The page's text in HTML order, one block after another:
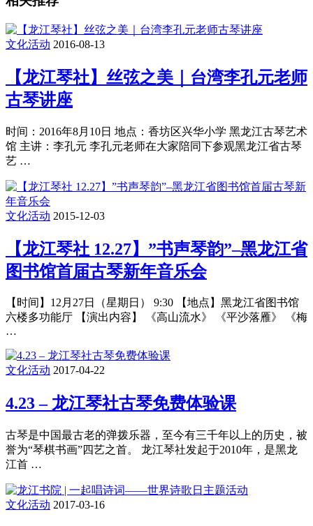
文化活动 2016-08-13
【龙江琴社】丝弦之美｜台湾李孔元老师
古琴讲座
时间：2016年8月10日 地点：香坊区兴华小学 黑龙江古琴艺术
馆 主讲：李孔元 李孔元老师在大家陪同下参观黑龙江省古琴
艺 …
文化活动 2015-12-03
【龙江琴社 12.27】”书声琴韵”–黑龙江省
图书馆首届古琴新年音乐会
【时间】12月27日（星期日） 9:30 【地点】黑龙江省图书馆
六楼多功能厅 【演出内容】 《高山流水》 《平沙落雁》 《梅
…
文化活动 2017-04-22
4.23 – 龙江琴社古琴免费体验课
古琴是中国最古老的弹拨乐器，至今有三千年以上的历史，被
誉为“琴棋书画”四艺之首。 龙江琴社发起于2010年，是黑龙
江首 …
文化活动 2017-03-16